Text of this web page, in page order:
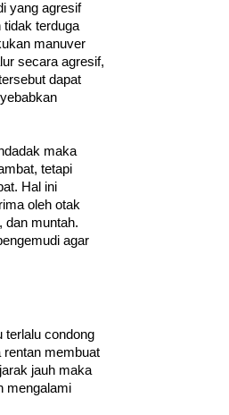
yang agresif
tidak terduga
manuver
secara agresif,
dapat
maka
tetapi
Hal ini
oleh otak
dan muntah.
agar
terlalu condong
rentan membuat
jauh maka
mengalami